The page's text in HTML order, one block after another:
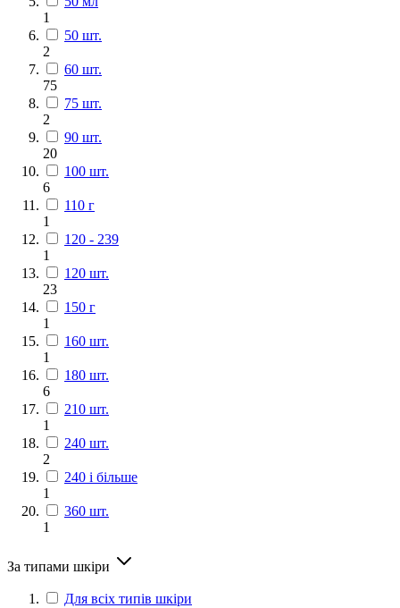
1
50 шт.
2
60 шт.
75
75 шт.
2
90 шт.
20
100 шт.
6
110 г
1
120 - 239
1
120 шт.
23
150 г
1
160 шт.
1
180 шт.
6
210 шт.
1
240 шт.
2
240 і більше
1
360 шт.
1
За типами шкіри
Для всіх типів шкіри